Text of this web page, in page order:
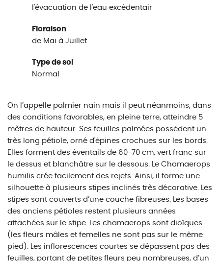
l'évacuation de l'eau excédentair
Floraison
de Mai à Juillet
Type de sol
Normal
On l’appelle palmier nain mais il peut néanmoins, dans
des conditions favorables, en pleine terre, atteindre 5
mètres de hauteur. Ses feuilles palmées possédent un
très long pétiole, orné d'épines crochues sur les bords.
Elles forment des éventails de 60-70 cm, vert franc sur
le dessus et blanchâtre sur le dessous. Le Chamaerops
humilis crée facilement des rejets. Ainsi, il forme une
silhouette à plusieurs stipes inclinés très décorative. Les
stipes sont couverts d’une couche fibreuses. Les bases
des anciens pétioles restent plusieurs années
attachées sur le stipe. Les chamaerops sont dioïques
(les fleurs mâles et femelles ne sont pas sur le même
pied). Les inflorescences courtes se dépassent pas des
feuilles, portant de petites fleurs peu nombreuses, d’un